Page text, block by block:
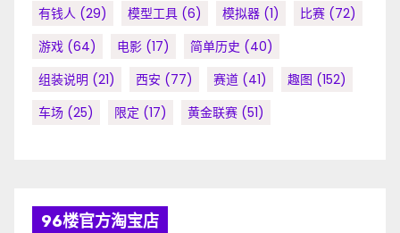
有钱人 (29) 模型工具 (6) 模拟器 (1) 比赛 (72)
游戏 (64) 电影 (17) 简单历史 (40)
组装说明 (21) 西安 (77) 赛道 (41) 趣图 (152)
车场 (25) 限定 (17) 黄金联赛 (51)
96楼官方淘宝店